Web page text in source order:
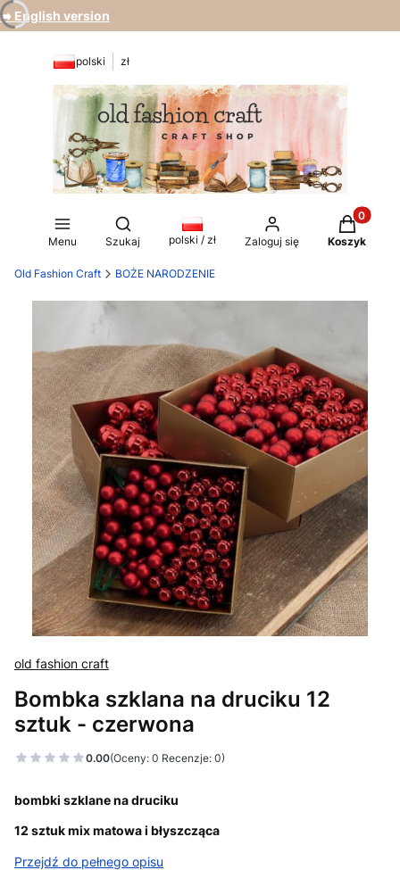
➡️ English version
polski zł
Menu
Otwórz wyszukiwarkę
Szukaj polski / zł Zaloguj się
Produkty
Koszyk
Old Fashion Craft BOŻE NARODZENIE
old fashion craft
Bombka szklana na druciku 12
sztuk - czerwona
0.00(Oceny: 0 Recenzje: 0)
bombki szklane na druciku
12 sztuk mix matowa i błyszcząca
Przejdź do pełnego opisu